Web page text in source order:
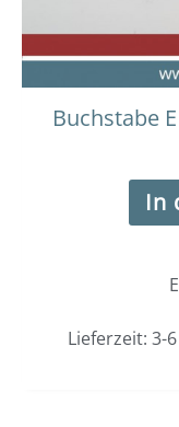
Buchstabe
In
Lieferzeit: 3-